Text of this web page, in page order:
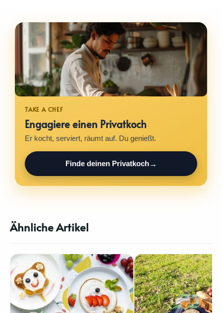
Engagiere einen Privatkoch
Er kocht, serviert, räumt auf. Du genießt.
Finde deinen Privatkoch
Ähnliche Artikel